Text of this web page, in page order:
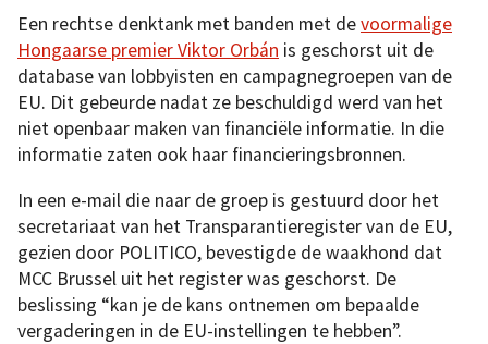
Een rechtse denktank met banden met devoormalige
Hongaarse premier Viktor Orbán is geschorst uit de
database van lobbyisten en campagnegroepen van de
EU. Dit gebeurde nadat ze beschuldigd werd van het
niet openbaar maken van financiële informatie. In die
informatie zaten ook haar financieringsbronnen.
In een e-mail die naar de groep is gestuurd door het
secretariaat van het Transparantieregister van de EU,
gezien door POLITICO, bevestigde de waakhond dat
MCC Brussel uit het register was geschorst. De
beslissing “kan je de kans ontnemen om bepaalde
vergaderingen in de EU-instellingen te hebben”.